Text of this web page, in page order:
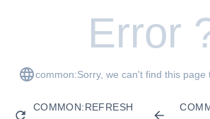
Error
common:Sorry, we can't find this page
COMMON:REFRESH